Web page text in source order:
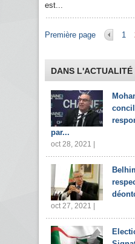
est...
Pages
Première page 1
DANS L'ACTUALITÉ
par...
oct 28, 2021 |
oct 27, 2021 |